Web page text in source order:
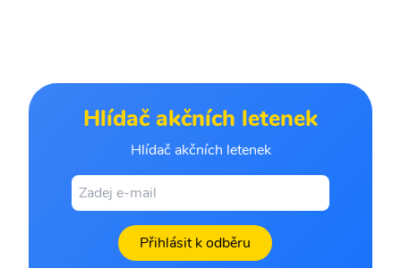
Hlídač akčních letenek
Hlídač akčních letenek
Přihlásit k odběru